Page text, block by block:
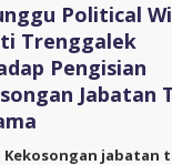
Political
Trenggalek
Pengisian
Jabatan
Kekosongan jabatan